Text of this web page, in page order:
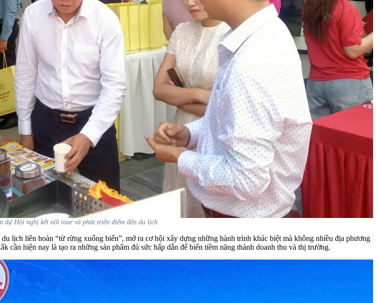
dự Hội nghị kết nối tour và phát triển điểm đến du lịch
lịch liên hoàn “từ rừng xuống biển”, mở ra cơ hội xây dựng những hành trình khác biệt mà không nhiều địa phương
hiện nay là tạo ra những sản phẩm đủ sức hấp dẫn để biến tiềm năng thành doanh thu và thị trường.